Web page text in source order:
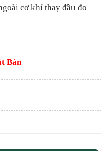
cơ khí thay đầu đo
Bản